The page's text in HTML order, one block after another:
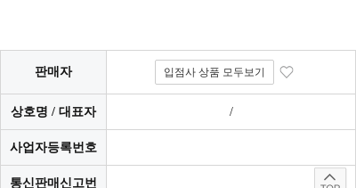
판매자 입점사 상품 모두보기
상호명 / 대표자 /
사업자등록번호
통신판매신고번